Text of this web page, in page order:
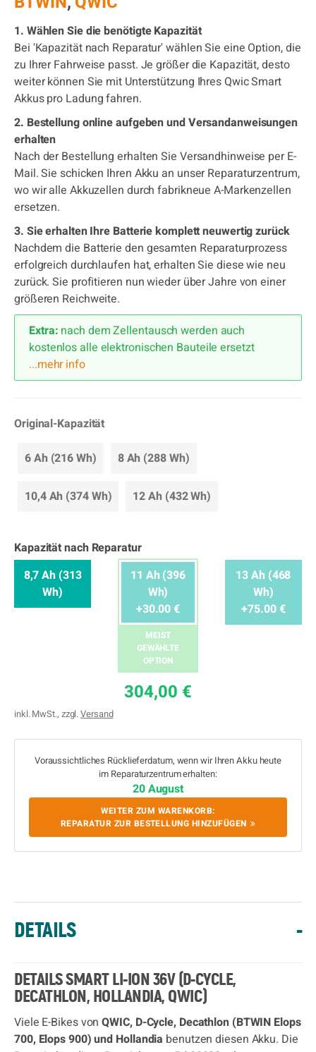
1. Wählen Sie die benötigte Kapazität
Bei 'Kapazität nach Reparatur' wählen Sie eine Option, die
zu Ihrer Fahrweise passt. Je größer die Kapazität, desto
weiter können Sie mit Unterstützung Ihres Qwic Smart
Akkus pro Ladung fahren.
2. Bestellung online aufgeben und Versandanweisungen
erhalten
Nach der Bestellung erhalten Sie Versandhinweise per E-
Mail. Sie schicken Ihren Akku an unser Reparaturzentrum,
wo wir alle Akkuzellen durch fabrikneue A-Markenzellen
ersetzen.
3. Sie erhalten Ihre Batterie komplett neuwertig zurück
Nachdem die Batterie den gesamten Reparaturprozess
erfolgreich durchlaufen hat, erhalten Sie diese wie neu
zurück. Sie profitieren nun wieder über Jahre von einer
größeren Reichweite.
Extra: nach dem Zellentausch werden auch
kostenlos alle elektronischen Bauteile ersetzt
...mehr info
Original-Kapazität
6 Ah (216 Wh) 8 Ah (288 Wh)
10,4 Ah (374 Wh) 12 Ah (432 Wh)
Kapazität nach Reparatur
8,7 Ah (313
Wh)
11 Ah (396
Wh)
+30.00 €
MEIST
GEWÄHLTE
OPTION
13 Ah (468
Wh)
+75.00 €
304,00 €
inkl. MwSt., zzgl.Versand
Voraussichtliches Rücklieferdatum, wenn wir Ihren Akku heute
im Reparaturzentrum erhalten:
20 August
WEITER ZUM WARENKORB:
REPARATUR ZUR BESTELLUNG HINZUFÜGEN
DETAILS -
DETAILS SMART LI-ION 36V (D-CYCLE,
DECATHLON, HOLLANDIA, QWIC)
Viele E-Bikes vonQWIC, D-Cycle, Decathlon (BTWIN Elops
700, Elops 900)und Hollandia benutzen diesen Akku. Die